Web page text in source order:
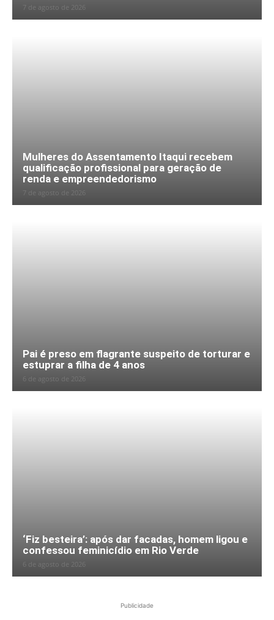
7 de agosto de 2026
Mulheres do Assentamento Itaqui recebem
qualificação profissional para geração de
renda e empreendedorismo
7 de agosto de 2026
Pai é preso em flagrante suspeito de torturar e
estuprar a filha de 4 anos
6 de agosto de 2026
‘Fiz besteira’: após dar facadas, homem ligou e
confessou feminicídio em Rio Verde
6 de agosto de 2026
Publicidade